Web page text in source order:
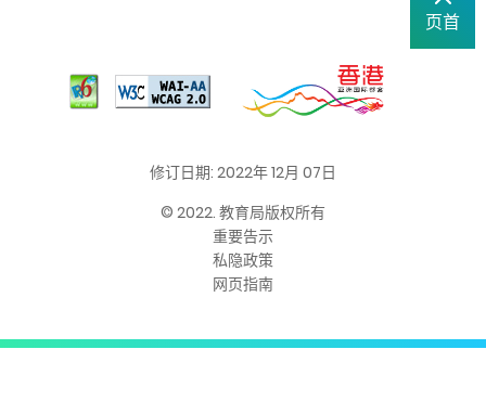
页首
修订日期: 2022年 12月 07日
© 2022. 教育局版权所有
重要告示
私隐政策
网页指南